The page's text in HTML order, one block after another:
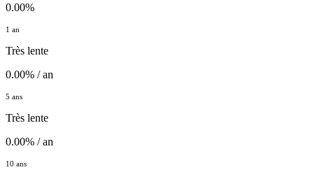
0.00%
1 an
Très lente
0.00% / an
5 ans
Très lente
0.00% / an
10 ans